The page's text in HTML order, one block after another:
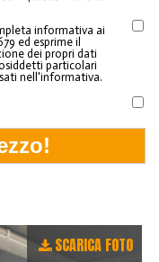
informativa ai
ed esprime il
dei propri dati
particolari
nell'informativa.
SCARICA FOTO